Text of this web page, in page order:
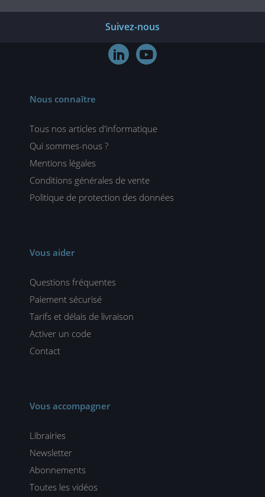
Suivez-nous
 
Nous connaître
Tous nos articles d'informatique
Qui sommes-nous ?
Mentions légales
Conditions générales de vente
Politique de protection des données
Vous aider
Questions fréquentes
Paiement sécurisé
Tarifs et délais de livraison
Activer un code
Contact
Vous accompagner
Librairies
Newsletter
Abonnements
Toutes les vidéos